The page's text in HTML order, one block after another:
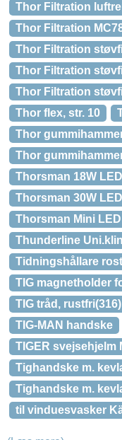
Thor Filtration
Thor Filtration
Thor Filtration
Thor Filtration
Thor Filtration
Thor flex, str. 10
Thor
Thor
Thorsman 18W LED
Thorsman 30W
Thorsman Mini LED
Thunderline
Tidningshållare
TIG magnetholder
TIG tråd,
TIG-MAN handske
TIGER svejsehjelm
Tighandske m.
Tighandske m.
til vinduesvasker